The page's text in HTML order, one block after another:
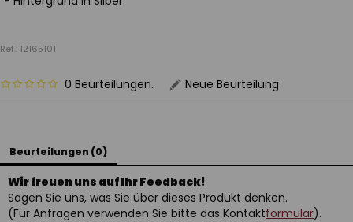
Ref.: 12165101
0 Beurteilungen. Neue Beurteilung
Beurteilungen (0)
Wir freuen uns auf Ihr Feedback!
Sagen Sie uns, was Sie über dieses Produkt denken.
(Für Anfragen verwenden Sie bitte das Kontaktformular).